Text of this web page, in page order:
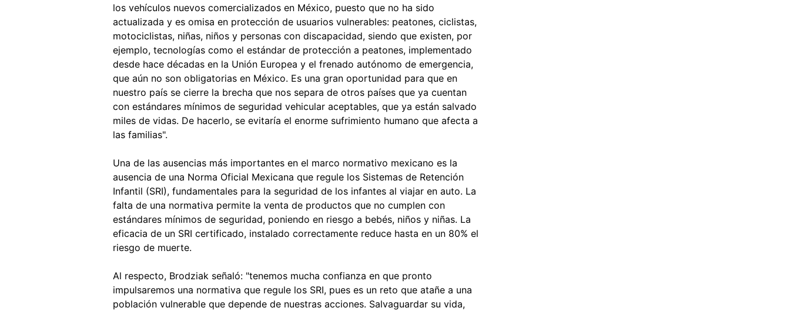
los vehículos nuevos comercializados en México, puesto que no ha sido
actualizada y es omisa en protección de usuarios vulnerables: peatones, ciclistas,
motociclistas, niñas, niños y personas con discapacidad, siendo que existen, por
ejemplo, tecnologías como el estándar de protección a peatones, implementado
desde hace décadas en la Unión Europea y el frenado autónomo de emergencia,
que aún no son obligatorias en México. Es una gran oportunidad para que en
nuestro país se cierre la brecha que nos separa de otros países que ya cuentan
con estándares mínimos de seguridad vehicular aceptables, que ya están salvado
miles de vidas. De hacerlo, se evitaría el enorme sufrimiento humano que afecta a
las familias".
Una de las ausencias más importantes en el marco normativo mexicano es la
ausencia de una Norma Oficial Mexicana que regule los Sistemas de Retención
Infantil (SRI), fundamentales para la seguridad de los infantes al viajar en auto. La
falta de una normativa permite la venta de productos que no cumplen con
estándares mínimos de seguridad, poniendo en riesgo a bebés, niños y niñas. La
eficacia de un SRI certificado, instalado correctamente reduce hasta en un 80% el
riesgo de muerte.
Al respecto, Brodziak señaló: "tenemos mucha confianza en que pronto
impulsaremos una normativa que regule los SRI, pues es un reto que atañe a una
población vulnerable que depende de nuestras acciones. Salvaguardar su vida,